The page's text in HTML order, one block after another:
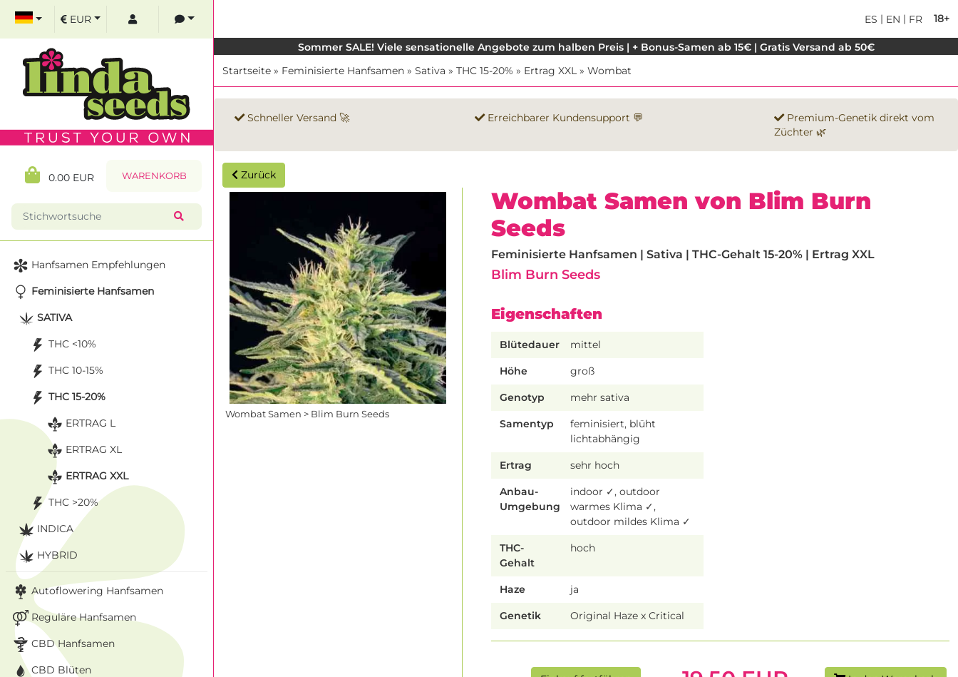
18+
ES | EN | FR
Sommer SALE! Viele sensationelle Angebote zum halben Preis | + Bonus-Samen ab 15€ | Gratis Versand ab 50€
Startseite » Feminisierte Hanfsamen » Sativa » THC 15-20% » Ertrag XXL » Wombat
Schneller Versand 🚀 Erreichbarer Kundensupport 💬
Premium-Genetik direkt vom
Züchter 🌿
Zurück
Wombat Samen > Blim Burn Seeds
Wombat Samen von Blim Burn
Seeds
Feminisierte Hanfsamen | Sativa | THC-Gehalt 15-20% | Ertrag XXL
Blim Burn Seeds
Eigenschaften
Blütedauer mittel
Höhe groß
Genotyp mehr sativa
Samentyp
feminisiert, blüht
lichtabhängig
Ertrag sehr hoch
Anbau-
Umgebung
indoor ✓, outdoor
warmes Klima ✓,
outdoor mildes Klima ✓
THC-
Gehalt
hoch
Haze ja
Genetik Original Haze x Critical
EUR
0.00 EUR WARENKORB
Hanfsamen Empfehlungen
Feminisierte Hanfsamen
SATIVA
THC <10%
THC 10-15%
THC 15-20%
ERTRAG L
ERTRAG XL
ERTRAG XXL
THC >20%
INDICA
HYBRID
Autoflowering Hanfsamen
Reguläre Hanfsamen
CBD Hanfsamen
CBD Blüten